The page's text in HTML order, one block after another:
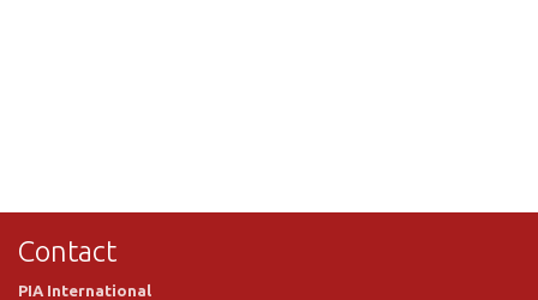
Contact
PIA International